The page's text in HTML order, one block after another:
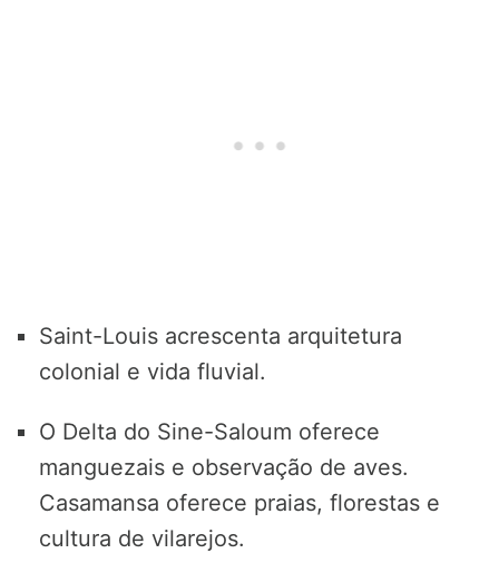
Saint-Louis acrescenta arquitetura
colonial e vida fluvial.
O Delta do Sine-Saloum oferece
manguezais e observação de aves.
Casamansa oferece praias, florestas e
cultura de vilarejos.